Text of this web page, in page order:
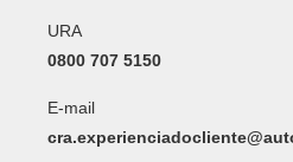
URA
0800 707 5150
E-mail